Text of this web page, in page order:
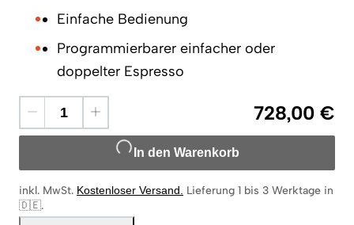
Einfache Bedienung
Programmierbarer einfacher oder
doppelter Espresso
728,00 €
In den Warenkorb
inkl. MwSt. Kostenloser Versand. Lieferung 1 bis 3 Werktage in
🇩🇪.